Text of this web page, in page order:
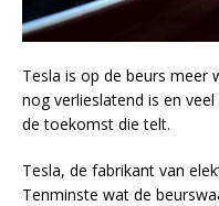
Tesla is op de beurs meer
nog verlieslatend is en
de toekomst die telt.
Tesla, de fabrikant van
Tenminste wat de